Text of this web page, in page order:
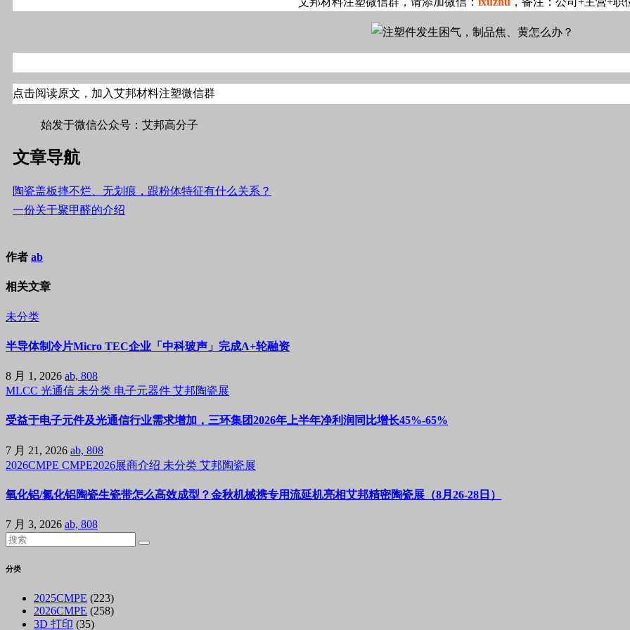
点击阅读原文，加入艾邦材料注塑微信群
始发于微信公众号：艾邦高分子
文章导航
陶瓷盖板摔不烂、无划痕，跟粉体特征有什么关系？
一份关于聚甲醛的介绍
作者 ab
相关文章
未分类
半导体制冷片Micro TEC企业「中科玻声」完成A+轮融资
8 月 1, 2026 ab, 808
MLCC 光通信 未分类 电子元器件 艾邦陶瓷展
受益于电子元件及光通信行业需求增加，三环集团2026年上半年净利润同比增长45%-65%
7 月 21, 2026 ab, 808
2026CMPE CMPE2026展商介绍 未分类 艾邦陶瓷展
氧化铝/氮化铝陶瓷生瓷带怎么高效成型？金秋机械携专用流延机亮相艾邦精密陶瓷展（8月26-28日）
7 月 3, 2026 ab, 808
分类
2025CMPE (223)
2026CMPE (258)
3D 打印 (35)